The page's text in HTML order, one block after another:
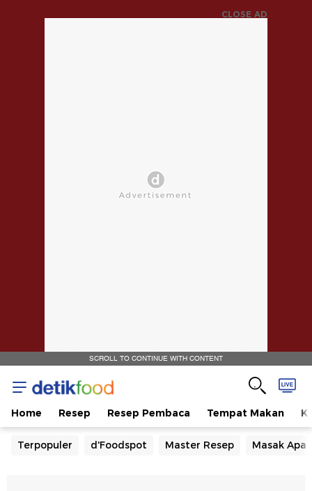
CLOSE AD
SCROLL TO CONTINUE WITH CONTENT
Home Resep Resep Pembaca Tempat Makan
Terpopuler d'Foodspot Master Resep Masak Apa